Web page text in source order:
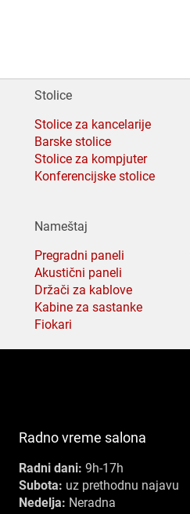
Stolice
Stolice za kancelarije
Barske stolice
Stolice za kompjuter
Konferencijske stolice
Nameštaj
Pregradni paneli
Akustični paneli
Držači za kablove
Kabine za sastanke
Fiokari
Radno vreme salona
Radni dani: 9h-17h
Subota: uz prethodnu najavu
Nedelja: Neradna